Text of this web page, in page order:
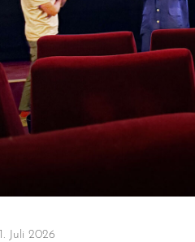
1. Juli 2026